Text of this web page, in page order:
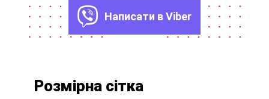
Написати в Viber
Розмірна сітка